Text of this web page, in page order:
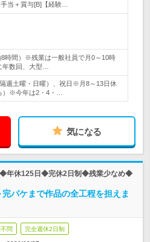
当＋賞与[B]【経験…
時間）※残業は一般社員で月0～10時
年数回、大型…
週土曜・日曜）、祝日※月8～13日休
）※今年は2・4・…
気になる
◆年休125日◆完休2日制◆残業少なめ◆
完パケまで作品の全工程を担えま
問 完全週休2日制